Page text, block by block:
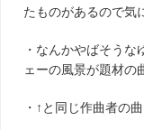
たものがあるので気
・なんかやばそう
ェーの風景が題材の
・↑と同じ作曲者の曲